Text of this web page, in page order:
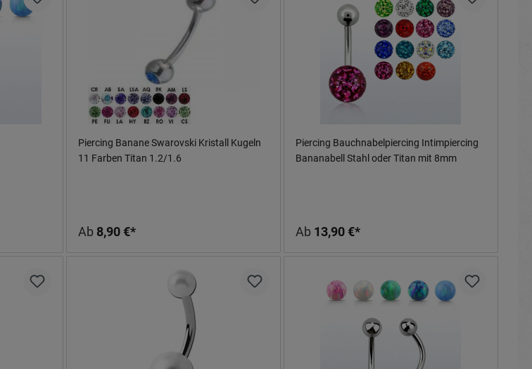
Piercing Banane Swarovski Kristall Kugeln
11 Farben Titan 1.2/1.6
Ab 8,90 €*
Piercing Bauchnabelpiercing Intimpiercing
Bananabell Stahl oder Titan mit 8mm
Ab 13,90 €*